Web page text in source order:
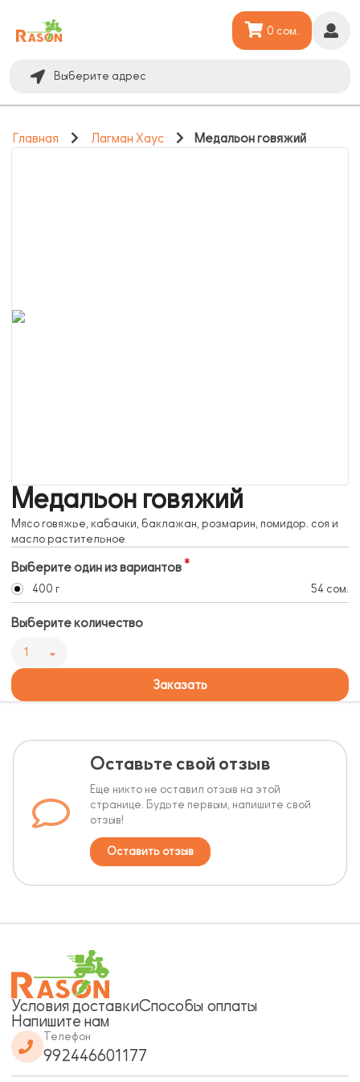
Выберите адрес
0 сом.
Главная Лагман Хаус Медальон говяжий
Медальон говяжий
Мясо говяжье, кабачки, баклажан, розмарин, помидор. соя и
масло растительное
Выберите один из вариантов
400 г 54 сом.
Выберите количество
1
Заказать
Оставьте свой отзыв
Еще никто не оставил отзыв на этой
странице. Будьте первым, напишите свой
отзыв!
Оставить отзыв
Условия доставкиСпособы оплаты
Напишите нам
Телефон
992446601177